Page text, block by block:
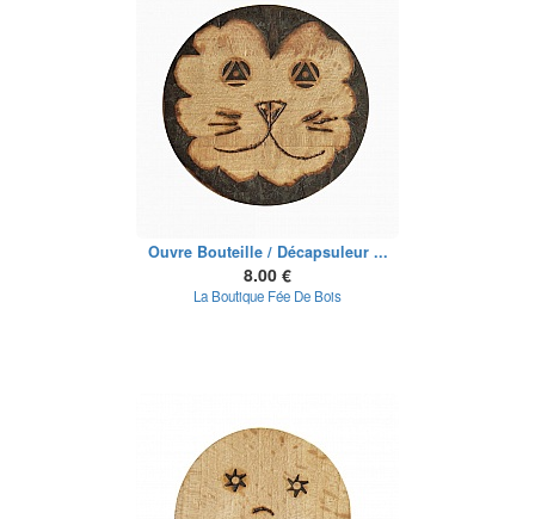
Ouvre Bouteille / Décapsuleur ...
8.00 €
La Boutique Fée De Bois